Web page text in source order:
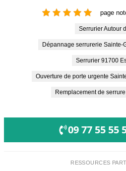
page
Serrurier Autour
Dépannage serrurerie
Serrurier 91700
Ouverture de porte urgente
Remplacement de
09 77 55 55
RESSOURCES